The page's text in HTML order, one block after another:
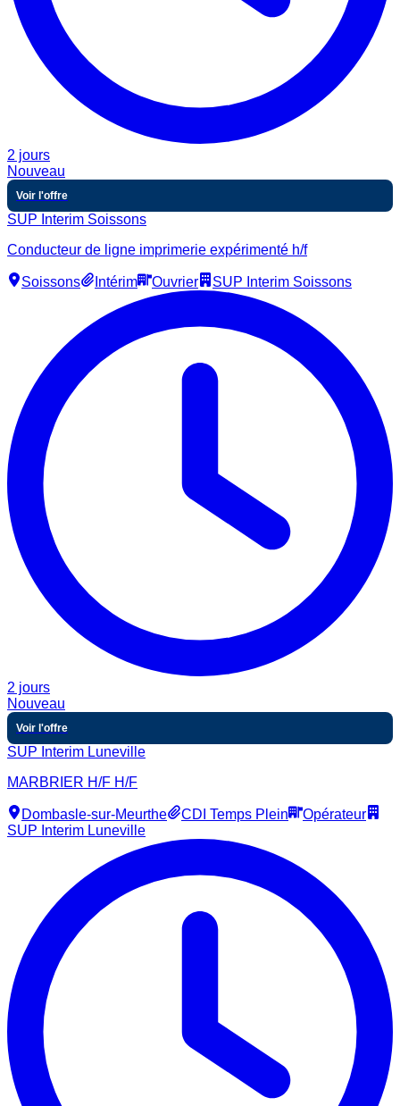
2 jours
Nouveau
Voir l'offre
SUP Interim Soissons
Conducteur de ligne imprimerie expérimenté h/f
Soissons Intérim Ouvrier SUP Interim Soissons
2 jours
Nouveau
Voir l'offre
SUP Interim Luneville
MARBRIER H/F H/F
Dombasle-sur-Meurthe CDI Temps Plein
Opérateur
SUP Interim Luneville